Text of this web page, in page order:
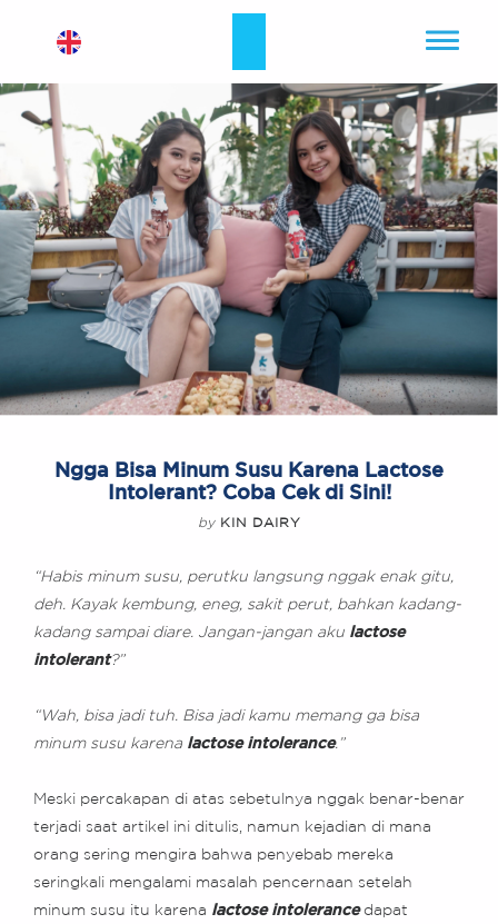
Ngga Bisa Minum Susu Karena Lactose
Intolerant? Coba Cek di Sini!
by KIN DAIRY
“Habis minum susu, perutku langsung nggak enak gitu,
deh. Kayak kembung, eneg, sakit perut, bahkan kadang-
kadang sampai diare. Jangan-jangan aku lactose
intolerant?”
“Wah, bisa jadi tuh. Bisa jadi kamu memang ga bisa
minum susu karena lactose intolerance.”
Meski percakapan di atas sebetulnya nggak benar-benar
terjadi saat artikel ini ditulis, namun kejadian di mana
orang sering mengira bahwa penyebab mereka
seringkali mengalami masalah pencernaan setelah
minum susu itu karena lactose intolerancedapat